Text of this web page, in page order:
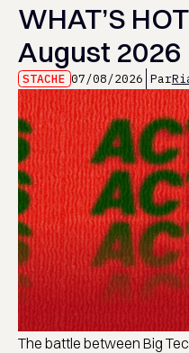
WHAT’S
August 2026
STACHE 07/08/2026 Par
The battle between Big